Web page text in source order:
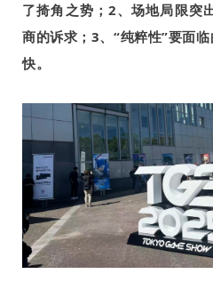
了掎角之势； 2、场地局限突
商的诉求； 3、“纯粹性”要面
快。